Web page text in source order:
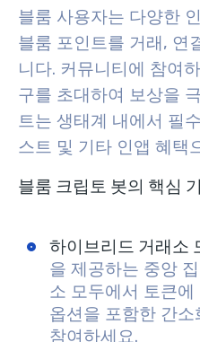
블룸 사용자는 다양한
블룸 포인트를 거래, 연
니다. 커뮤니티에 참여
구를 초대하여 보상을
트는 생태계 내에서 필
스트 및 기타 인앱 혜택
블룸 크립토 봇의 핵심
하이브리드 거래소
을 제공하는 중앙
소 모두에서 토큰
옵션을 포함한 간소
참여하세요.